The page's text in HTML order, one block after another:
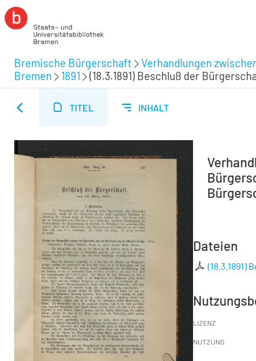
Bremische Bürgerschaft
Verhandlungen
Bremen
1891 (18.3.1891) Beschluß der
TITEL INHALT
Dateien
(18.3.1891)
LIZENZ
NUTZUNG